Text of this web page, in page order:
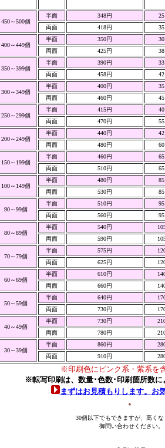
450～500個
半面 348円
両面
418円
400～449個
半面 350円
両面
425円
350～399個
半面 390円
両面
458円
300～349個
半面 400円
両面
460円
250～299個
半面 415円
両面
470円
200～249個
半面 440円
両面
480円
150～199個
半面 460円
両面
510円
100～149個
半面 480円
両面
530円
90～99個
半面 510円
両面
560円
80～89個
半面 540円
両面
590円
70～79個
半面 575円
両面
625円
60～69個
半面 610円
両面
660円
50～59個
半面 640円
両面
730円
40～49個
半面 730円
両面
780円
30～39個
半面 860円
両面
910円
※印刷色にピンク系・紫系を
※転写印刷は、数量･色数･印刷箇所数に
まずはお見積もりします。お
。
30個以下でもできますが、高くな
御問い合わせください。